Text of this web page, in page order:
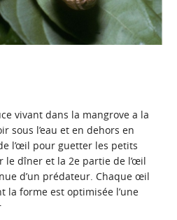
vivant dans la mangrove a la
sous l’eau et en dehors en
l’œil pour guetter les petits
le dîner et la 2e partie de l’œil
d’un prédateur. Chaque œil
la forme est optimisée l’une